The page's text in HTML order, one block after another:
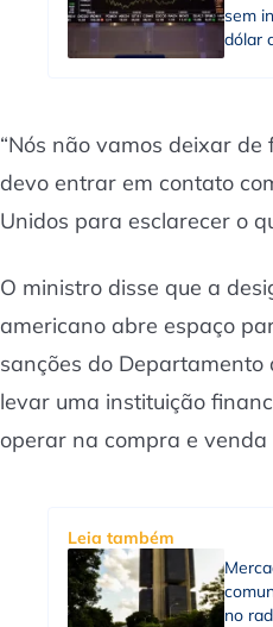
sem
dólar
“Nós não vamos deixar
devo entrar em contato
Unidos para esclarecer o
O ministro disse que a
americano abre espaço
sanções do Departamento
levar uma instituição
operar na compra e
Leia também
no